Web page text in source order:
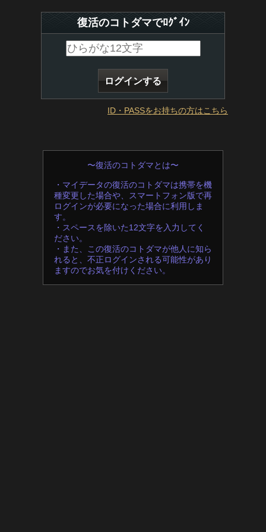
復活のコトダマでﾛｸﾞｲﾝ
ID・PASSをお持ちの方はこちら
〜復活のコトダマとは〜
・マイデータの復活のコトダマは携帯を機
種変更した場合や、スマートフォン版で再
ログインが必要になった場合に利用しま
す。
・スペースを除いた12文字を入力してく
ださい。
・また、この復活のコトダマが他人に知ら
れると、不正ログインされる可能性があり
ますのでお気を付けください。